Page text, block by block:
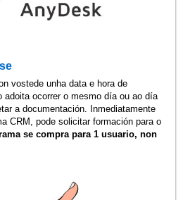
vostede unha data e hora de
ocorrer o mesmo día ou ao día
a documentación. Inmediatamente
CRM, pode solicitar formación para o
se compra para 1 usuario, non